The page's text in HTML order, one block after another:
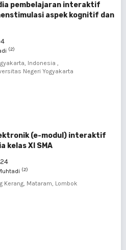
pembelajaran interaktif
aspek kognitif dan
(2)
Indonesia ,
Negeri Yogyakarta
(e-modul) interaktif
kelas XI SMA
(2)
Kerang, Mataram, Lombok